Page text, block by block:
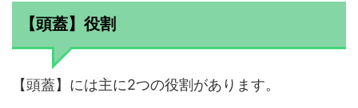
【頭蓋】役割
【頭蓋】には主に2つの役割があります。